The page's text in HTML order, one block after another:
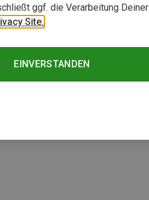
ggf. die Verarbeitung Deiner
Site.
EINVERSTANDEN